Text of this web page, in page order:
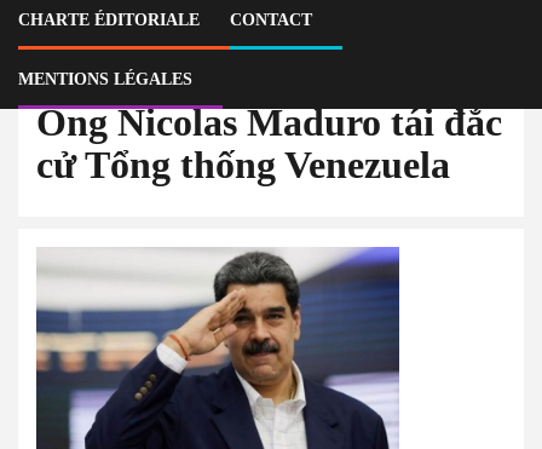
CHARTE ÉDITORIALE CONTACT
MENTIONS LÉGALES
terroriste
Ông Nicolas Maduro tái đắc
cử Tổng thống Venezuela